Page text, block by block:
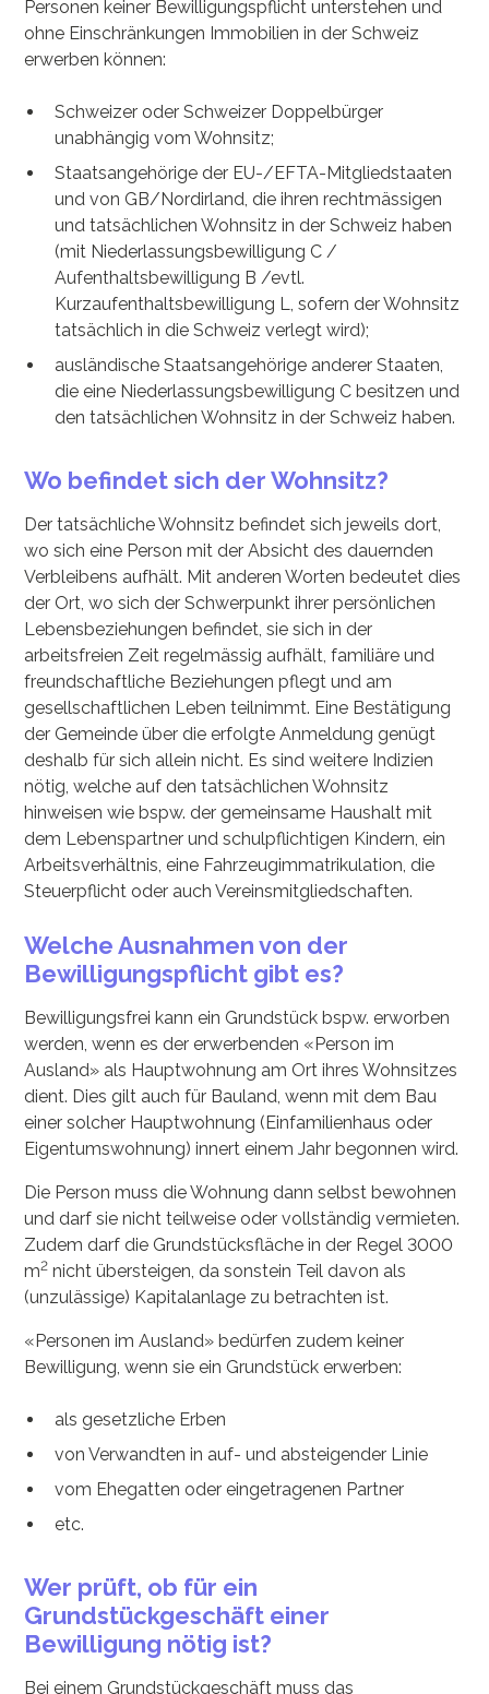
Personen keiner Bewilligungspflicht unterstehen und
ohne Einschränkungen Immobilien in der Schweiz
erwerben können:
Schweizer oder Schweizer Doppelbürger
unabhängig vom Wohnsitz;
Staatsangehörige der EU-/EFTA-Mitgliedstaaten
und von GB/Nordirland, die ihren rechtmässigen
und tatsächlichen Wohnsitz in der Schweiz haben
(mit Niederlassungsbewilligung C /
Aufenthaltsbewilligung B /evtl.
Kurzaufenthaltsbewilligung L, sofern der Wohnsitz
tatsächlich in die Schweiz verlegt wird);
ausländische Staatsangehörige anderer Staaten,
die eine Niederlassungsbewilligung C besitzen und
den tatsächlichen Wohnsitz in der Schweiz haben.
Wo befindet sich der Wohnsitz?
Der tatsächliche Wohnsitz befindet sich jeweils dort,
wo sich eine Person mit der Absicht des dauernden
Verbleibens aufhält. Mit anderen Worten bedeutet dies
der Ort, wo sich der Schwerpunkt ihrer persönlichen
Lebensbeziehungen befindet, sie sich in der
arbeitsfreien Zeit regelmässig aufhält, familiäre und
freundschaftliche Beziehungen pflegt und am
gesellschaftlichen Leben teilnimmt. Eine Bestätigung
der Gemeinde über die erfolgte Anmeldung genügt
deshalb für sich allein nicht. Es sind weitere Indizien
nötig, welche auf den tatsächlichen Wohnsitz
hinweisen wie bspw. der gemeinsame Haushalt mit
dem Lebenspartner und schulpflichtigen Kindern, ein
Arbeitsverhältnis, eine Fahrzeugimmatrikulation, die
Steuerpflicht oder auch Vereinsmitgliedschaften.
Welche Ausnahmen von der
Bewilligungspflicht gibt es?
Bewilligungsfrei kann ein Grundstück bspw. erworben
werden, wenn es der erwerbenden «Person im
Ausland» als Hauptwohnung am Ort ihres Wohnsitzes
dient. Dies gilt auch für Bauland, wenn mit dem Bau
einer solcher Hauptwohnung (Einfamilienhaus oder
Eigentumswohnung) innert einem Jahr begonnen wird.
Die Person muss die Wohnung dann selbst bewohnen
und darf sie nicht teilweise oder vollständig vermieten.
Zudem darf die Grundstücksfläche in der Regel 3000
m2 nicht übersteigen, da sonstein Teil davon als
(unzulässige) Kapitalanlage zu betrachten ist.
«Personen im Ausland» bedürfen zudem keiner
Bewilligung, wenn sie ein Grundstück erwerben:
als gesetzliche Erben
von Verwandten in auf- und absteigender Linie
vom Ehegatten oder eingetragenen Partner
etc.
Wer prüft, ob für ein
Grundstückgeschäft einer
Bewilligung nötig ist?
Bei einem Grundstückgeschäft muss das